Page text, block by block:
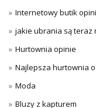
Internetowy butik
jakie ubrania są teraz
Hurtownia opinie
Najlepsza hurtownia
Moda
Bluzy z kapturem